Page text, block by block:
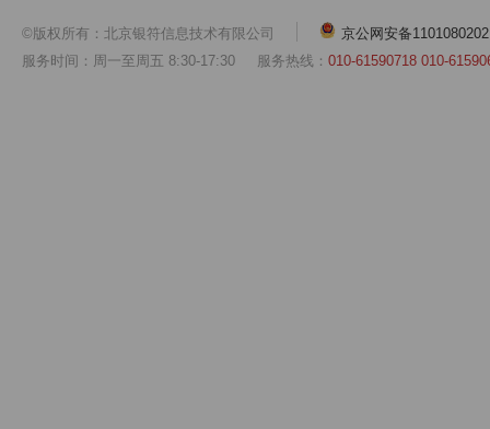
©版权所有：北京银符信息技术有限公司
京公网安备
服务时间：周一至周五 8:30-17:30 服务热线： 010-61590718 010-